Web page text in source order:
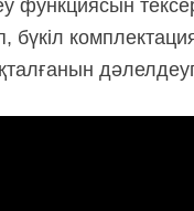
функциясын
бүкіл